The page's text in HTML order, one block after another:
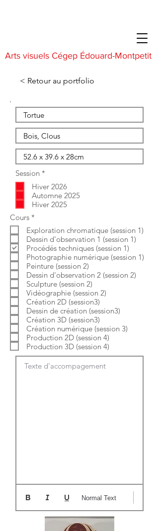
Arts visuels Cégep Édouard-Montpetit
< Retour au portfolio
Session *
l
i
g
a
i
r
e
Hiver 2026
Automne 2025
Hiver 2025
Cours *
l
i
g
a
t
o
i
r
e
Exploration chromatique (session 1)
Dessin d'observation 1 (session 1)
Procédés techniques (session 1)
Photographie numérique (session 1)
Peinture (session 2)
Dessin d'observation 2 (session 2)
Sculpture (session 2)
Vidéographie (session 2)
Création 2D (session3)
Dessin de création (session3)
Création 3D (session3)
Création numérique (session 3)
Production 2D (session 4)
Production 3D (session 4)
Texte d'accompagement
Normal Text